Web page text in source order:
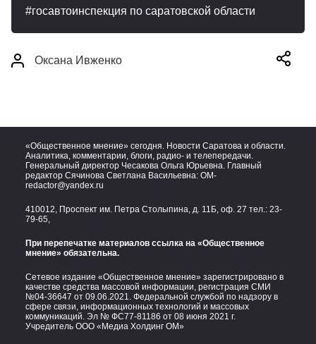
госавтоинспекция по саратовской области
Оксана Ивженко
«Общественное мнение» сегодня. Новости Саратова и области.
Аналитика, комментарии, блоги, радио- и телепередачи.
Генеральный директор Чесакова Ольга Юрьевна. Главный
редактор Сячинова Светлана Васильевна: OM-
redactor@yandex.ru
410012, Проспект им. Петра Столыпина, д. 11Б, оф. 27 тел.: 23-
79-65,
При перепечатке материалов ссылка на «Общественное
мнение» обязательна.
Сетевое издание «Общественное мнение» зарегистрировано в
качестве средства массовой информации, регистрация СМИ
№04-36647 от 09.06.2021. Федеральной службой по надзору в
сфере связи, информационных технологий и массовых
коммуникаций. Эл № ФС77-81186 от 08 июня 2021 г.
Учредитель ООО «Медиа Холдинг ОМ»